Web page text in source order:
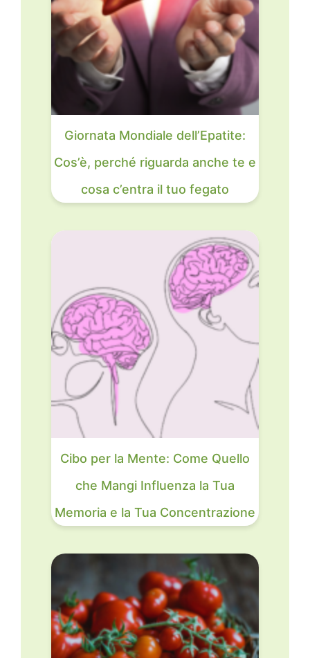
Giornata Mondiale dell’Epatite:
Cos’è, perché riguarda anche te e
cosa c’entra il tuo fegato
Cibo per la Mente: Come Quello
che Mangi Influenza la Tua
Memoria e la Tua Concentrazione